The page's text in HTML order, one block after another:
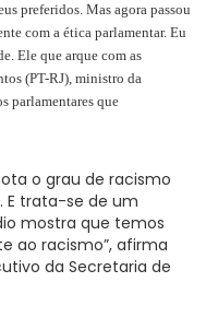
preferidos. Mas agora passou
com a ética parlamentar. Eu
Ele que arque com as
(PT-RJ), ministro da
parlamentares que
o grau de racismo
E trata-se de um
mostra que temos
ao racismo”, afirma
da Secretaria de